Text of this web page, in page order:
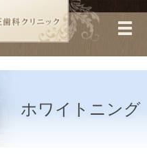
ホワイトニング